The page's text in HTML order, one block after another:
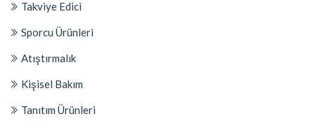
Takviye Edici
Sporcu Ürünleri
Atıştırmalık
Kişisel Bakım
Tanıtım Ürünleri